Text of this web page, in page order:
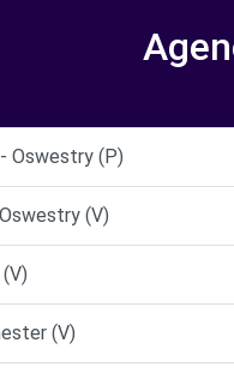
Oswestry (P)
(V)
(V)